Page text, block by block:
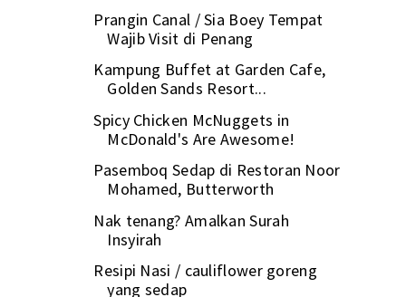
Prangin Canal / Sia Boey Tempat
Wajib Visit di Penang
Kampung Buffet at Garden Cafe,
Golden Sands Resort...
Spicy Chicken McNuggets in
McDonald's Are Awesome!
Pasemboq Sedap di Restoran Noor
Mohamed, Butterworth
Nak tenang? Amalkan Surah
Insyirah
Resipi Nasi / cauliflower goreng
yang sedap